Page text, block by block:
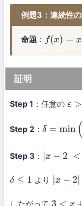
例題3：連続性
命題 ： f(x)= x2
証明
Step 1 ：任意の ε >0
Step 2 ： δ =min(1,ε 5
Step 3 ： x−2| <
δ ≤1 より x−2| <1
したがって